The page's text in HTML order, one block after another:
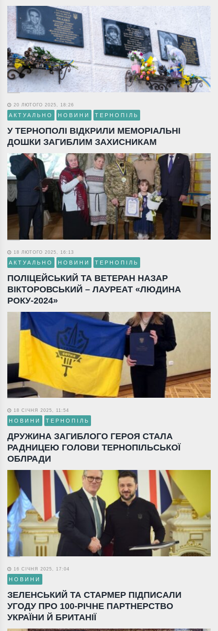
20 ЛЮТОГО 2025, 18:26
АКТУАЛЬНО НОВИНИ ТЕРНОПІЛЬ
У ТЕРНОПОЛІ ВІДКРИЛИ МЕМОРІАЛЬНІ
ДОШКИ ЗАГИБЛИМ ЗАХИСНИКАМ
18 ЛЮТОГО 2025, 16:13
АКТУАЛЬНО НОВИНИ ТЕРНОПІЛЬ
ПОЛІЦЕЙСЬКИЙ ТА ВЕТЕРАН НАЗАР
ВІКТОРОВСЬКИЙ – ЛАУРЕАТ «ЛЮДИНА
РОКУ-2024»
18 СІЧНЯ 2025, 11:54
НОВИНИ ТЕРНОПІЛЬ
ДРУЖИНА ЗАГИБЛОГО ГЕРОЯ СТАЛА
РАДНИЦЕЮ ГОЛОВИ ТЕРНОПІЛЬСЬКОЇ
ОБЛРАДИ
16 СІЧНЯ 2025, 17:04
НОВИНИ
ЗЕЛЕНСЬКИЙ ТА СТАРМЕР ПІДПИСАЛИ
УГОДУ ПРО 100-РІЧНЕ ПАРТНЕРСТВО
УКРАЇНИ Й БРИТАНІЇ